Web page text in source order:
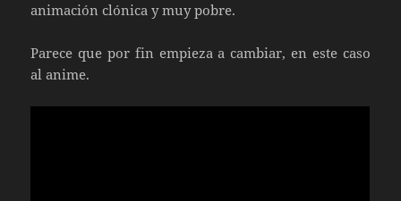
animación clónica y muy pobre.
Parece que por fin empieza a cambiar, en este caso
al anime.